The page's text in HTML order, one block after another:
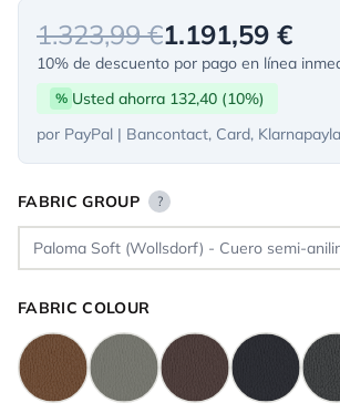
1.323,99 €1.191,59 €
10% de descuento por pago en línea
% Usted ahorra 132,40 (10%)
por PayPal | Bancontact, Card,
FABRIC GROUP ?
FABRIC COLOUR